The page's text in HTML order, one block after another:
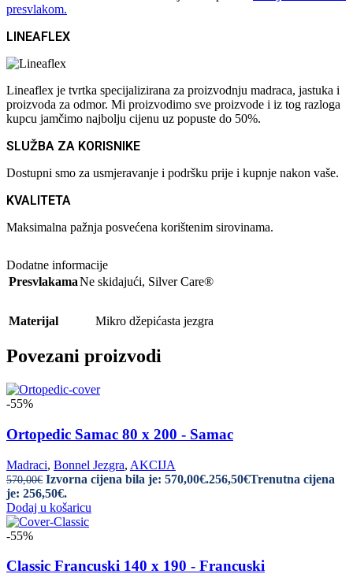
presvlakom.
LINEAFLEX
Lineaflex je tvrtka specijalizirana za proizvodnju madraca, jastuka i
proizvoda za odmor. Mi proizvodimo sve proizvode i iz tog razloga
kupcu jamčimo najbolju cijenu uz popuste do 50%.
SLUŽBA ZA KORISNIKE
Dostupni smo za usmjeravanje i podršku prije i kupnje nakon vaše.
KVALITETA
Maksimalna pažnja posvećena korištenim sirovinama.
Dodatne informacije
PresvlakamaNe skidajući, Silver Care®
Materijal Mikro džepićasta jezgra
Povezani proizvodi
-55%
Ortopedic Samac 80 x 200 - Samac
Madraci, Bonnel Jezgra, AKCIJA
570,00€ Izvorna cijena bila je: 570,00€.256,50€Trenutna cijena
je: 256,50€.
Dodaj u košaricu
-55%
Classic Francuski 140 x 190 - Francuski